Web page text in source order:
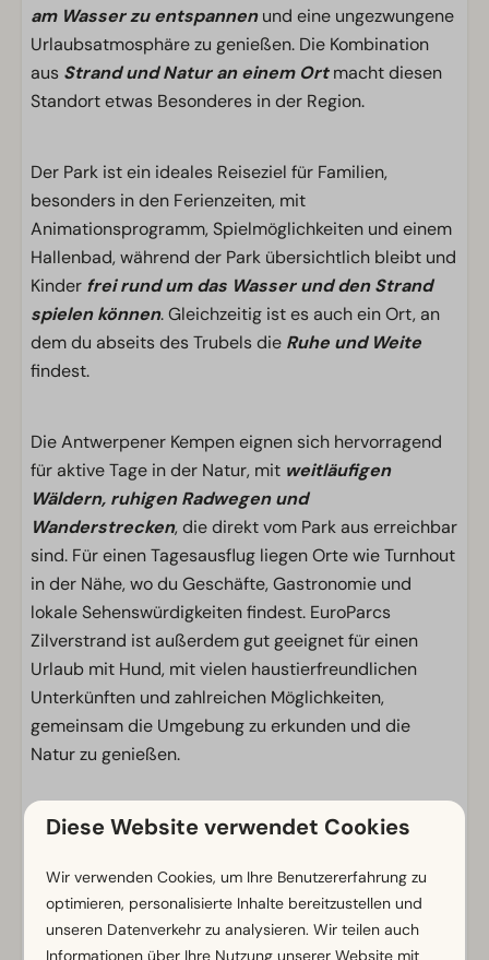
am Wasser zu entspannenund eine ungezwungene
Urlaubsatmosphäre zu genießen. Die Kombination
aus Strand und Natur an einem Ortmacht diesen
Standort etwas Besonderes in der Region.
Der Park ist ein ideales Reiseziel für Familien,
besonders in den Ferienzeiten, mit
Animationsprogramm, Spielmöglichkeiten und einem
Hallenbad, während der Park übersichtlich bleibt und
Kinder frei rund um das Wasser und den Strand
spielen können. Gleichzeitig ist es auch ein Ort, an
dem du abseits des Trubels die Ruhe und Weite
findest.
Die Antwerpener Kempen eignen sich hervorragend
für aktive Tage in der Natur, mit weitläufigen
Wäldern, ruhigen Radwegen und
Wanderstrecken, die direkt vom Park aus erreichbar
sind. Für einen Tagesausflug liegen Orte wie Turnhout
in der Nähe, wo du Geschäfte, Gastronomie und
lokale Sehenswürdigkeiten findest. EuroParcs
Zilverstrand ist außerdem gut geeignet für einen
Urlaub mit Hund, mit vielen haustierfreundlichen
Unterkünften und zahlreichen Möglichkeiten,
gemeinsam die Umgebung zu erkunden und die
Natur zu genießen.
Ob du für ein paar Tage am Wasser kommst, einen
möchtest – hier entdeckst du die Kempen auf eine
entspannte und zugängliche Weise.
Diese Website verwendet Cookies
Wir verwenden Cookies, um Ihre Benutzererfahrung zu
optimieren, personalisierte Inhalte bereitzustellen und
unseren Datenverkehr zu analysieren. Wir teilen auch
Informationen über Ihre Nutzung unserer Website mit